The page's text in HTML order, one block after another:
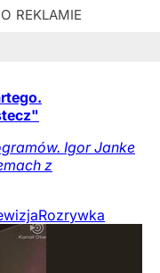
Igor Janke
z
Rozrywka